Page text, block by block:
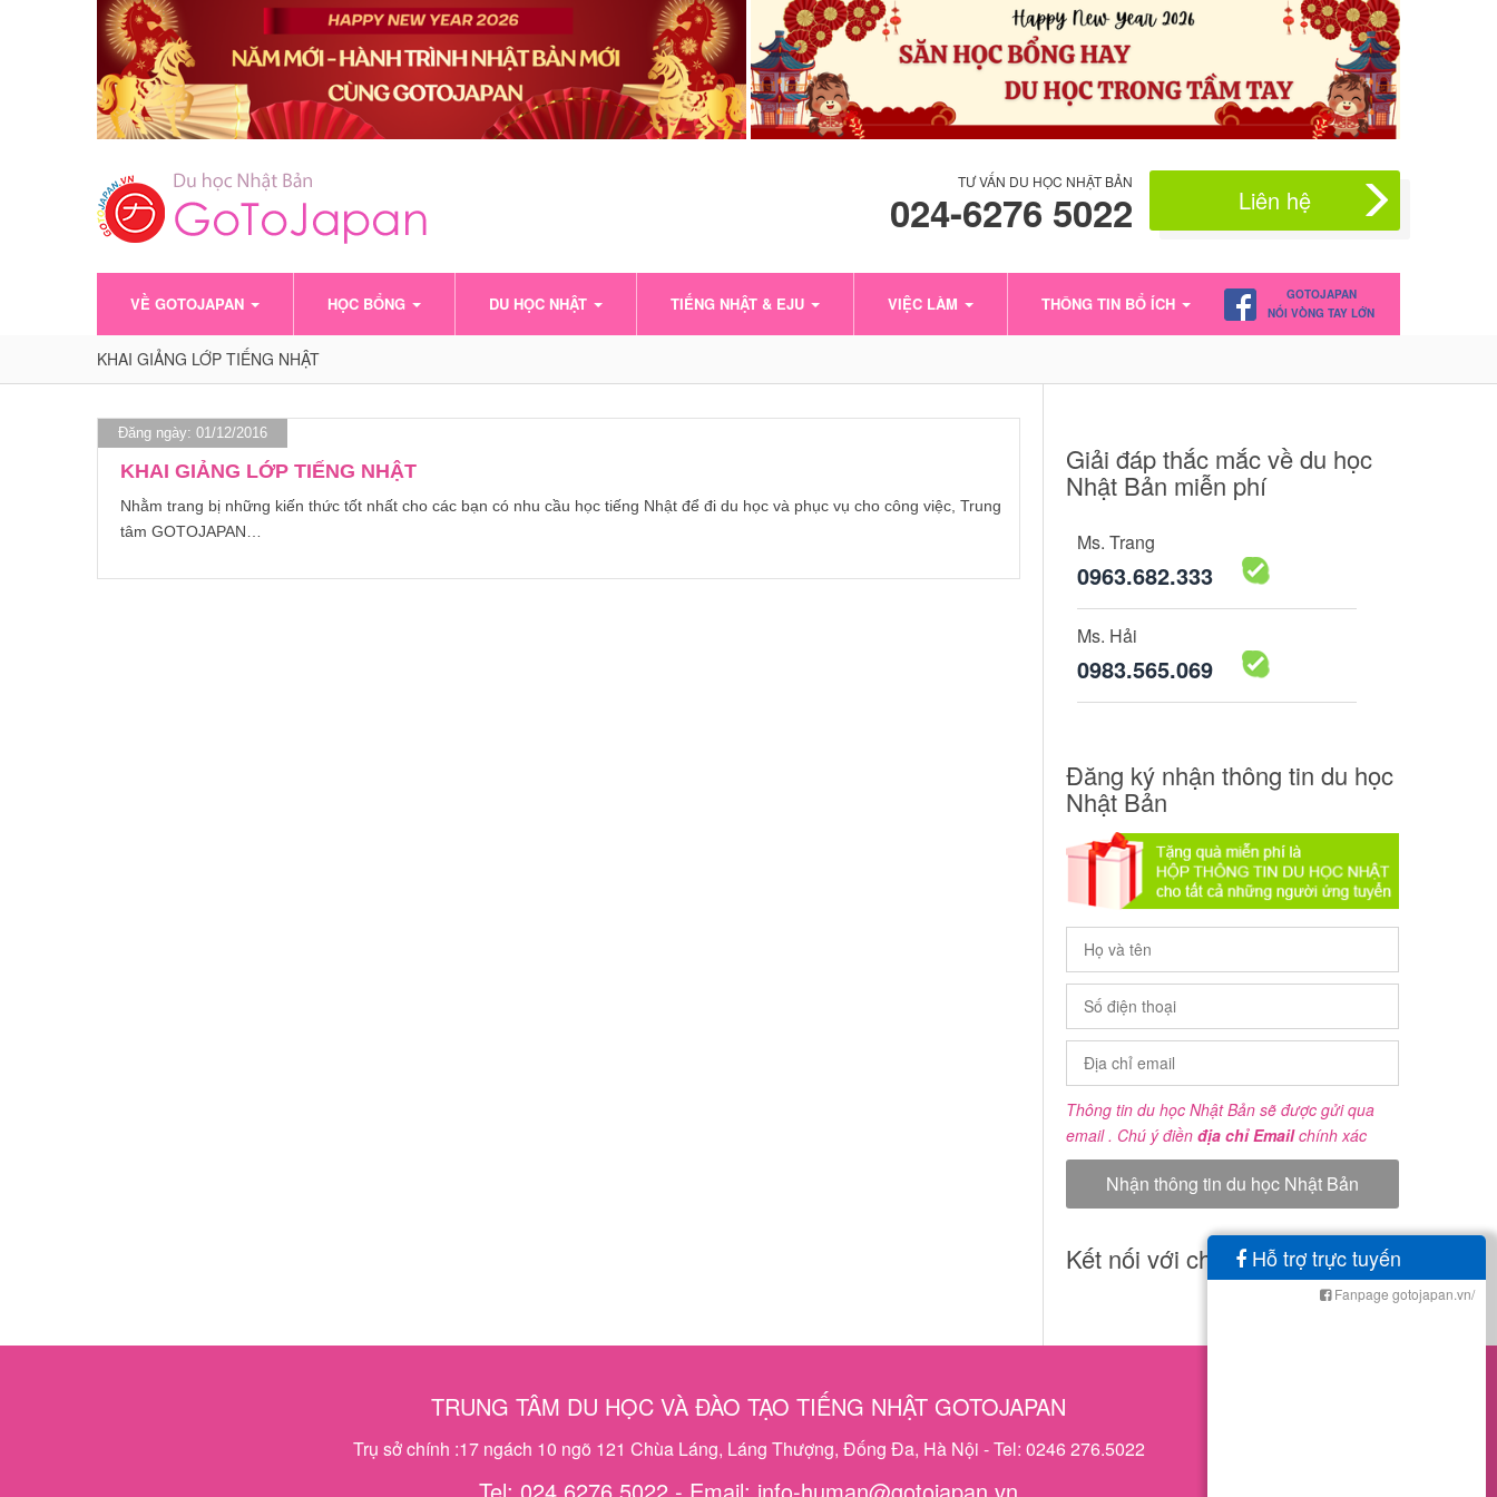
TƯ VẤN DU HỌC NHẬT BẢN
024-6276 5022 Liên hệ
VỀ GOTOJAPAN HỌC BỔNG DU HỌC NHẬT TIẾNG NHẬT & EJU VIỆC LÀM THÔNG TIN BỔ ÍCH
GOTOJAPAN
NỐI VÒNG TAY LỚN
KHAI GIẢNG LỚP TIẾNG NHẬT
Đăng ngày: 01/12/2016
KHAI GIẢNG LỚP TIẾNG NHẬT
Nhằm trang bị những kiến thức tốt nhất cho các bạn có nhu cầu học tiếng Nhật để đi du học và phục vụ cho công việc, Trung
tâm GOTOJAPAN…
Giải đáp thắc mắc về du học
Nhật Bản miễn phí
Ms. Trang
0963.682.333
Ms. Hải
0983.565.069
Đăng ký nhận thông tin du học
Nhật Bản
Thông tin du học Nhật Bản sẽ được gửi qua
email . Chú ý điền địa chỉ Emailchính xác
Kết nối với chúng tôi
TRUNG TÂM DU HỌC VÀ ĐÀO TẠO TIẾNG NHẬT GOTOJAPAN
Trụ sở chính :17 ngách 10 ngõ 121 Chùa Láng, Láng Thượng, Đống Đa, Hà Nội - Tel: 0246 276.5022
Hỗ trợ trực tuyến
Fanpage gotojapan.vn/